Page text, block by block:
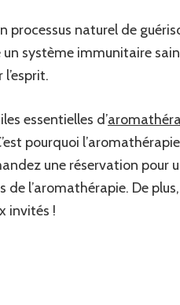
processus naturel de
système immunitaire
essentielles d’
pourquoi
une réservation pour
de l’aromathérapie. De
invités !